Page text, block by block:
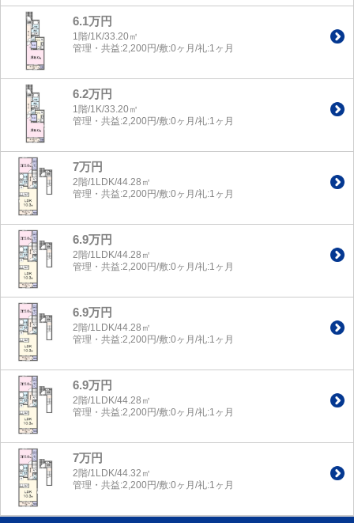
6.1万円
1階/1K/33.20㎡
管理・共益:2,200円/敷:0ヶ月/礼:1ヶ月
6.2万円
1階/1K/33.20㎡
管理・共益:2,200円/敷:0ヶ月/礼:1ヶ月
7万円
2階/1LDK/44.28㎡
管理・共益:2,200円/敷:0ヶ月/礼:1ヶ月
6.9万円
2階/1LDK/44.28㎡
管理・共益:2,200円/敷:0ヶ月/礼:1ヶ月
6.9万円
2階/1LDK/44.28㎡
管理・共益:2,200円/敷:0ヶ月/礼:1ヶ月
6.9万円
2階/1LDK/44.28㎡
管理・共益:2,200円/敷:0ヶ月/礼:1ヶ月
7万円
2階/1LDK/44.32㎡
管理・共益:2,200円/敷:0ヶ月/礼:1ヶ月